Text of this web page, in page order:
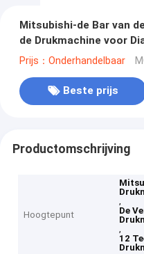
Mitsubishi-de Bar van
de Drukmachine voor
Prijs：Onderhandelbaar
Beste prijs
Productomschrijving
Hoogtepunt
,
De
,
12